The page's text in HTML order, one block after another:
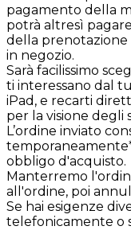
pagamento della
potrà altresì
della prenotazione
in negozio.
Sarà facilissimo
ti interessano dal
iPad, e recarti
per la visione degli
L’ordine inviato
obbligo d'acquisto.
Manterremo
all'ordine, poi
Se hai esigenze
telefonicamente o